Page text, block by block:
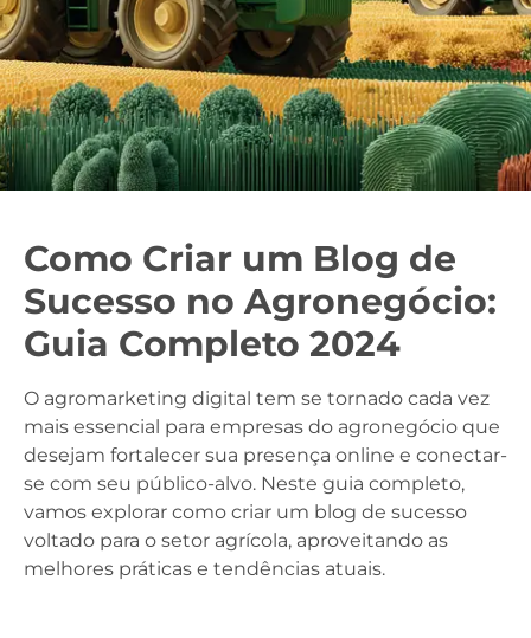
Como Criar um Blog de
Sucesso no Agronegócio:
Guia Completo 2024
O agromarketing digital tem se tornado cada vez
mais essencial para empresas do agronegócio que
desejam fortalecer sua presença online e conectar-
se com seu público-alvo. Neste guia completo,
vamos explorar como criar um blog de sucesso
voltado para o setor agrícola, aproveitando as
melhores práticas e tendências atuais.